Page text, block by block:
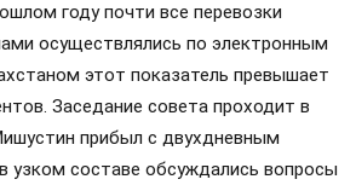
году почти все перевозки
осуществлялись по электронным
этот показатель превышает
Заседание совета проходит в
прибыл с двухдневным
узком составе обсуждались вопросы